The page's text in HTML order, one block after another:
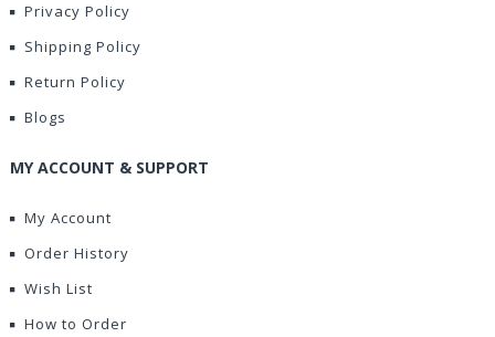
Privacy Policy
Shipping Policy
Return Policy
Blogs
MY ACCOUNT & SUPPORT
My Account
Order History
Wish List
How to Order